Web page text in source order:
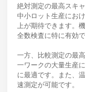
絶対測定の最高スキ
中小ロット生産にお
上が期待できます。
全数検査に特に有効で
一方、比較測定の最
一ワークの大量生産
に最適です。また、
速測定が可能です。